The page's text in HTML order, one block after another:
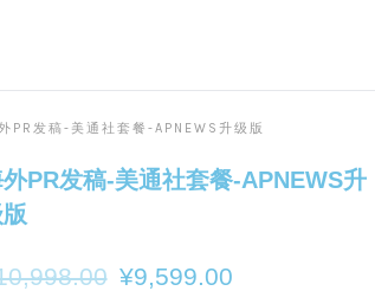
PR发稿-美通社套餐-APNEWS升级版
PR发稿-美通社套餐-APNEWS升
原
价
为：
¥9,599.00
当
前
为：